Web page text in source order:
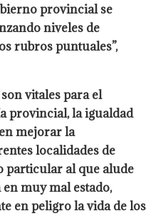
provincial se
niveles de
rubros puntuales”,
vitales para el
provincial, la igualdad
mejorar la
localidades de
particular al que alude
muy mal estado,
en peligro la vida de los